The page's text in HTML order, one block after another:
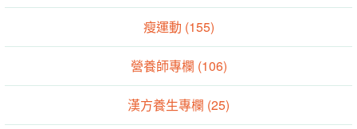
瘦運動 (155)
營養師專欄 (106)
漢方養生專欄 (25)